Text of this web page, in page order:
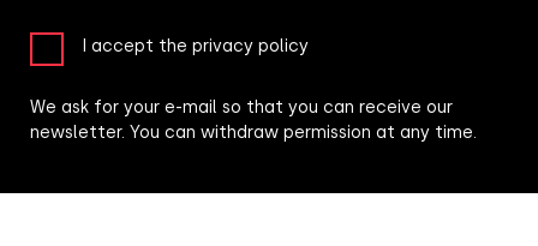
I accept the privacy policy
We ask for your e-mail so that you can receive our
newsletter. You can withdraw permission at any time.